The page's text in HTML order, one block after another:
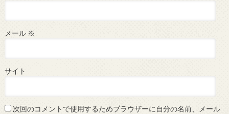
メール ※
サイト
次回のコメントで使用するためブラウザーに自分の名前、メール